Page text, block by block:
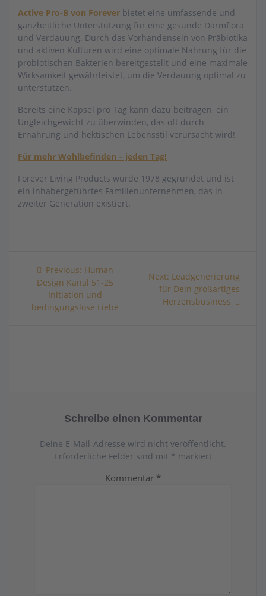
Active Pro-B von Forever bietet eine umfassende und
ganzheitliche Unterstützung für eine gesunde Darmflora
und Verdauung. Durch das Vorhandensein von Präbiotika
und aktiven Kulturen wird eine optimale Nahrung für die
probiotischen Bakterien bereitgestellt und eine maximale
Wirksamkeit gewährleistet, um die Verdauung optimal zu
unterstützen.
Bereits eine Kapsel pro Tag kann dazu beitragen, ein
Ungleichgewicht zu überwinden, das oft durch
Ernährung und hektischen Lebensstil verursacht wird!
Für mehr Wohlbefinden – jeden Tag!
Forever Living Products wurde 1978 gegründet und ist
ein inhabergeführtes Familienunternehmen, das in
zweiter Generation existiert.
Beitragsnavigation
Previous: Previous
post:
Human
Design Kanal 51-25
Initiation und
bedingungslose Liebe
Next: Next
post:
Leadgenerierung
für Dein großartiges
Herzensbusiness
Schreibe einen Kommentar
Deine E-Mail-Adresse wird nicht veröffentlicht.
Erforderliche Felder sind mit * markiert
Kommentar *